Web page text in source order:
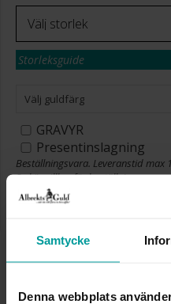
Samtycke
Denna webbplats
Storleksguide
Välj guldfärg
GRAVYR
Presentinslagning
Beställningsvara. Leveranstid max
Se köpvillkor för beställningsvaror.
✅ Alltid grymma deals.
✅ Betala med Klarna.
VÄLJ STORLEK